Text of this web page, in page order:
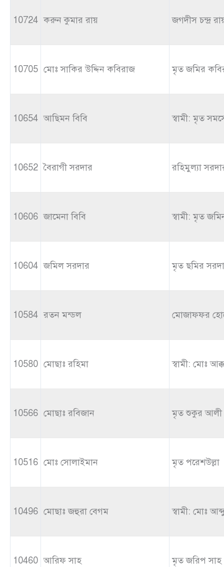
10724 করুন কুমার রায় জগদীস চন্দ্র
10705 মোঃ সাকির উদ্দিন কবিরাজ মৃত জমির
10654 আছিমন বিবি স্বামী: মৃত
10652 বৈরাগী সরদার রহিমুল্যা
10606 জামেনা বিবি স্বামী: মৃত
10604 জমিল সরদার মৃত ছমির
10584 রতন মন্ডল মোজাফফর
10580 মোছাঃ রহিমা স্বামী: মোঃ
10566 মোছাঃ রবিজান মৃত শুকুর আলী
10516 মোঃ সোলাইমান মৃত পরেশউল্লা
10496 মোছাঃ জহুরা বেগম স্বামী: মোঃ
10460 আরিফ সাহ মৃত জরিপ সাহ